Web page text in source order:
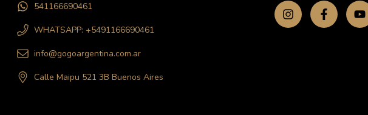
541166690461
WHATSAPP: +5491166690461
info@gogoargentina.com.ar
Calle Maipu 521 3B Buenos Aires